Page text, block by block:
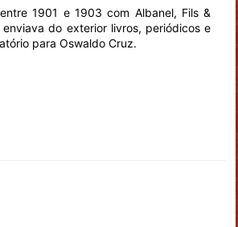
1901 e 1903 com Albanel, Fils &
do exterior livros, periódicos e
para Oswaldo Cruz.